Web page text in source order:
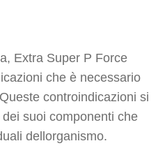
Extra Super P Force
che è necessario
controindicazioni si
suoi componenti che
dellorganismo.